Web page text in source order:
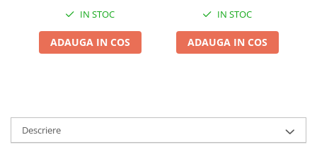
Ingrasaminte plante
Ingrasaminte plante - CUTIE / KG
Ingrasaminte plante - FLORI - GEL
Casa, Gradina
IN STOC
ADAUGA IN COS
IN STOC
ADAUGA IN COS
Descriere